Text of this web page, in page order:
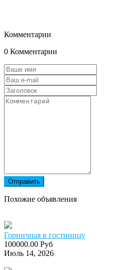
Комментарии
0 Комментарии
Отправить
Похожие объявления
Горничная в гостиницу
100000.00 Руб
Июль 14, 2026